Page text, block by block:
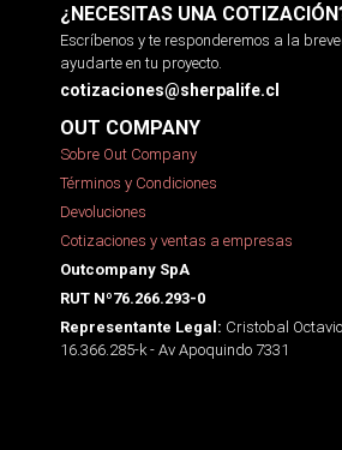
¿NECESITAS UNA
Escríbenos y te responderemos a la
ayudarte en tu proyecto.
cotizaciones@sherpalife.cl
OUT COMPANY
Sobre Out Company
Términos y Condiciones
Devoluciones
Cotizaciones y ventas a empresas
Outcompany SpA
RUT Nº76.266.293-0
Representante Legal: Cristobal
16.366.285-k - Av Apoquindo 7331